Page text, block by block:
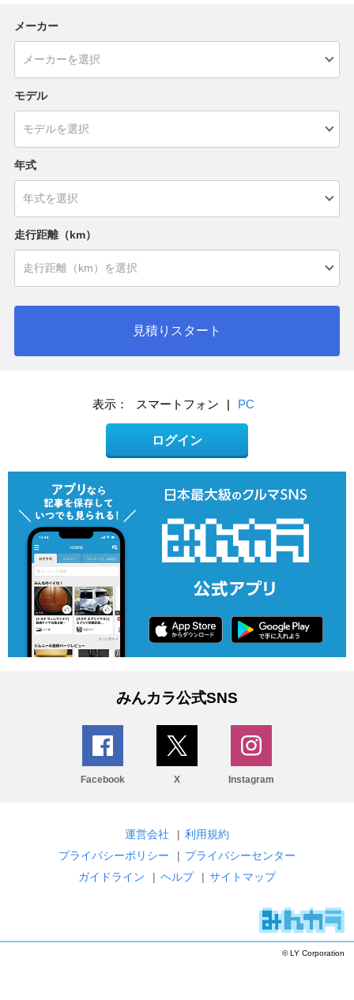
メーカー
モデル
年式
走行距離（km）
見積りスタート
表示： スマートフォン | PC
ログイン
みんカラ公式SNS
Facebook X Instagram
運営会社 | 利用規約
プライバシーポリシー
| プライバシーセンター
ガイドライン
| ヘルプ | サイトマップ
© LY Corporation